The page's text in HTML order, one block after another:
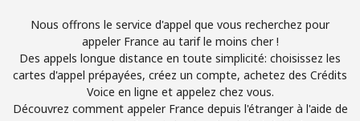
ou
Continue avec
Nous offrons le service d'appel que vous recherchez pour
appeler France au tarif le moins cher !
Des appels longue distance en toute simplicité: choisissez les
cartes d'appel prépayées, créez un compte, achetez des Crédits
Voice en ligne et appelez chez vous.
Découvrez comment appeler France depuis l'étranger à l'aide de